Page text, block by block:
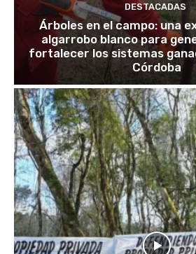
DESTACADAS
Árboles en el campo: una
algarrobo blanco para
fortalecer los sistemas
Córdoba